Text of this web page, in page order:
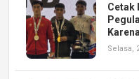
Cetak
Selasa,